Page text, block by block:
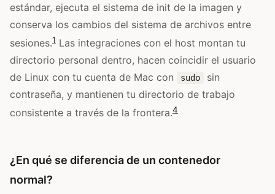
estándar, ejecuta el sistema de init de la imagen y
conserva los cambios del sistema de archivos entre
sesiones.1 Las integraciones con el host montan tu
directorio personal dentro, hacen coincidir el usuario
de Linux con tu cuenta de Mac con
sudo
sin
contraseña, y mantienen tu directorio de trabajo
consistente a través de la frontera.4
¿En qué se diferencia de un contenedor
normal?